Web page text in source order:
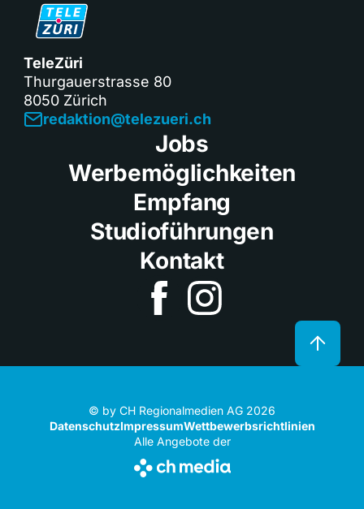
TeleZüri
Thurgauerstrasse 80
8050 Zürich
redaktion@telezueri.ch
Jobs
Werbemöglichkeiten
Empfang
Studioführungen
Kontakt
© by CH Regionalmedien AG 2026
DatenschutzImpressumWettbewerbsrichtlinien
Alle Angebote der